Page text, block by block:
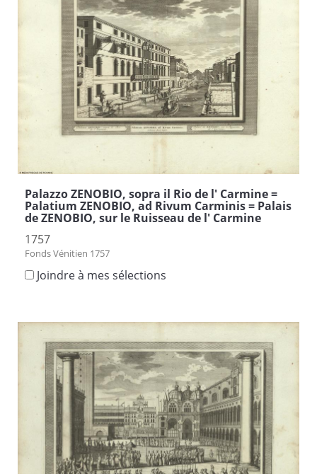
Palazzo ZENOBIO, sopra il Rio de l' Carmine =
Palatium ZENOBIO, ad Rivum Carminis = Palais
de ZENOBIO, sur le Ruisseau de l' Carmine
1757
Fonds Vénitien 1757
Joindre à mes sélections